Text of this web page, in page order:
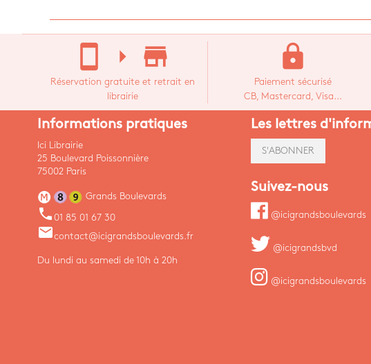
stay_current_portrait arrow_right store_mall_directory
Réservation gratuite et retrait en
librairie
lock
Paiement sécurisé
CB, Mastercard, Visa...
Informations pratiques
Ici Librairie
25 Boulevard Poissonnière
75002 Paris
Grands Boulevards
phone 01 85 01 67 30
emailcontact@icigrandsboulevards.fr
Du lundi au samedi de 10h à 20h
Les lettres
S'ABONNER
Suivez-nous
@icigrandsboulevards
@icigrandsbvd
@icigrandsboulevards